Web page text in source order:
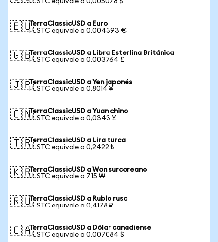
1 USTC equivale a 0,005078 $
🇪🇺TerraClassicUSD a Euro
1 USTC equivale a 0,004393 €
🇬🇧TerraClassicUSD a Libra Esterlina Británica
1 USTC equivale a 0,003764 £
🇯🇵TerraClassicUSD a Yen japonés
1 USTC equivale a 0,8014 ¥
🇨🇳TerraClassicUSD a Yuan chino
1 USTC equivale a 0,0343 ¥
🇹🇷TerraClassicUSD a Lira turca
1 USTC equivale a 0,2422 ₺
🇰🇷TerraClassicUSD a Won surcoreano
1 USTC equivale a 7,15 ₩
🇷🇺TerraClassicUSD a Rublo ruso
1 USTC equivale a 0,4178 ₽
🇨🇦TerraClassicUSD a Dólar canadiense
1 USTC equivale a 0,007084 $